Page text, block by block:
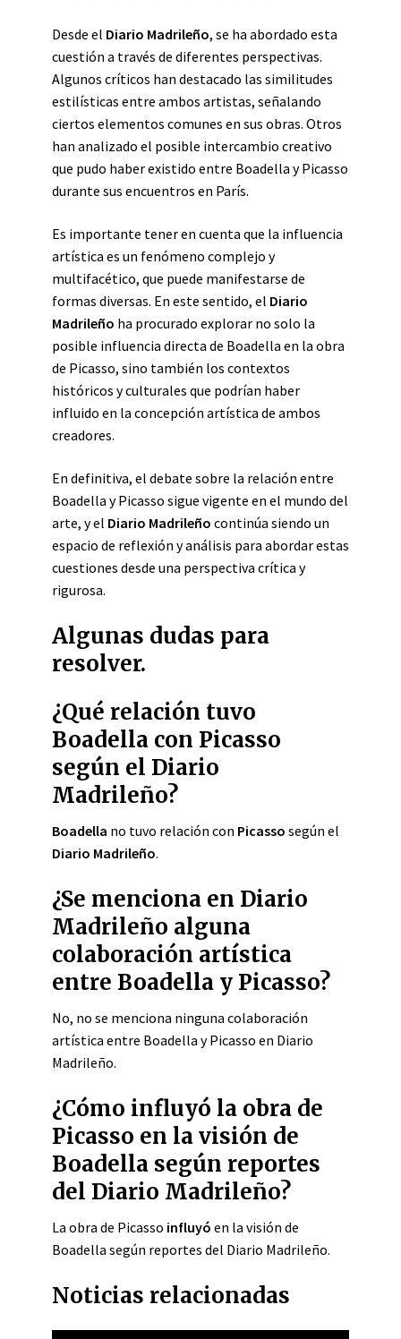
Desde el Diario Madrileño, se ha abordado esta
cuestión a través de diferentes perspectivas.
Algunos críticos han destacado las similitudes
estilísticas entre ambos artistas, señalando
ciertos elementos comunes en sus obras. Otros
han analizado el posible intercambio creativo
que pudo haber existido entre Boadella y Picasso
durante sus encuentros en París.
Es importante tener en cuenta que la influencia
artística es un fenómeno complejo y
multifacético, que puede manifestarse de
formas diversas. En este sentido, el Diario
Madrileño ha procurado explorar no solo la
posible influencia directa de Boadella en la obra
de Picasso, sino también los contextos
históricos y culturales que podrían haber
influido en la concepción artística de ambos
creadores.
En definitiva, el debate sobre la relación entre
Boadella y Picasso sigue vigente en el mundo del
arte, y el Diario Madrileño continúa siendo un
espacio de reflexión y análisis para abordar estas
cuestiones desde una perspectiva crítica y
rigurosa.
Algunas dudas para
resolver.
¿Qué relación tuvo
Boadella con Picasso
según el Diario
Madrileño?
Boadella no tuvo relación con Picasso según el
Diario Madrileño.
¿Se menciona en Diario
Madrileño alguna
colaboración artística
entre Boadella y Picasso?
No, no se menciona ninguna colaboración
artística entre Boadella y Picasso en Diario
Madrileño.
¿Cómo influyó la obra de
Picasso en la visión de
Boadella según reportes
del Diario Madrileño?
La obra de Picasso influyó en la visión de
Boadella según reportes del Diario Madrileño.
Noticias relacionadas